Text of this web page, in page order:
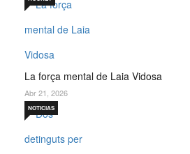
La força mental de Laia Vidosa
Abr 21, 2026
NOTICIAS